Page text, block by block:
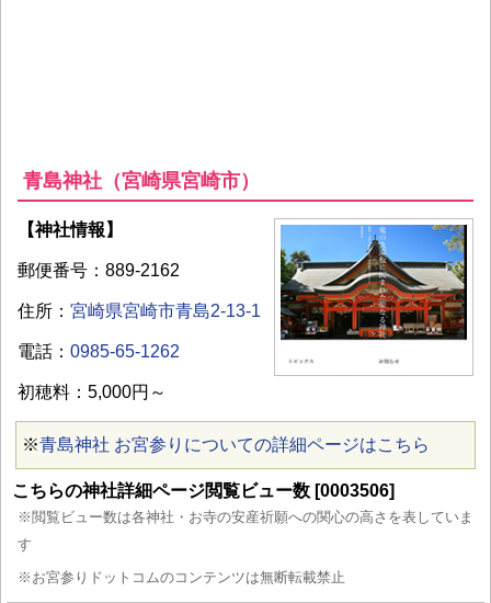
青島神社（宮崎県宮崎市）
【神社情報】
郵便番号：889-2162
住所： 宮崎県宮崎市青島2-13-1
電話： 0985-65-1262
初穂料：5,000円～
※青島神社 お宮参りについての詳細ページはこちら
こちらの神社詳細ページ閲覧ビュー数 [0003506]
※閲覧ビュー数は各神社・お寺の安産祈願への関心の高さを表していま
す
※お宮参りドットコムのコンテンツは無断転載禁止